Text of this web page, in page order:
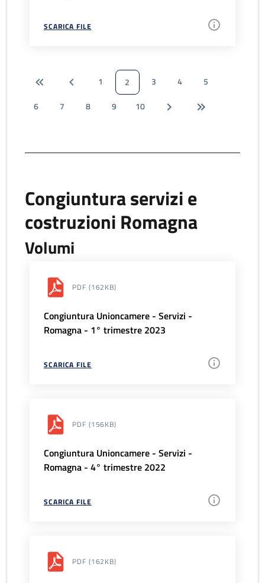
SCARICA FILE
1 2 3 4
5
6
7 8 9 10
Congiuntura servizi e
costruzioni Romagna
Volumi
PDF (162KB)
Congiuntura Unioncamere - Servizi -
Romagna - 1° trimestre 2023
SCARICA FILE
PDF (156KB)
Congiuntura Unioncamere - Servizi -
Romagna - 4° trimestre 2022
SCARICA FILE
PDF (162KB)